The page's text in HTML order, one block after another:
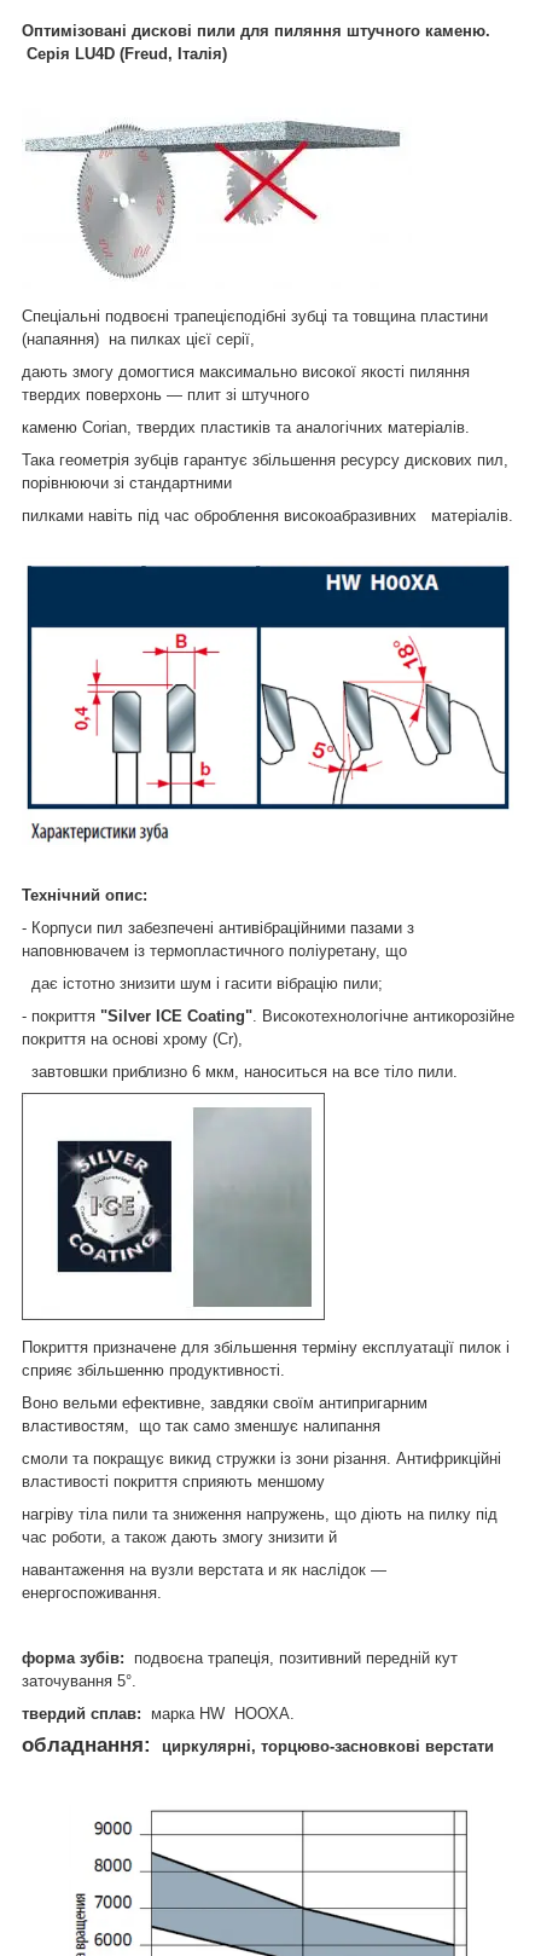
Оптимізовані дискові пили для пиляння штучного каменю.
Серія LU4D (Freud, Італія)
Спеціальні подвоєні трапецієподібні зубці та товщина пластини
(напаяння) на пилках цієї серії,
дають змогу домогтися максимально високої якості пиляння
твердих поверхонь — плит зі штучного
каменю Corian, твердих пластиків та аналогічних матеріалів.
Така геометрія зубців гарантує збільшення ресурсу дискових пил,
порівнюючи зі стандартними
пилками навіть під час оброблення високоабразивних матеріалів.
Технічний опис:
- Корпуси пил забезпечені антивібраційними пазами з
наповнювачем із термопластичного поліуретану, що
дає істотно знизити шум і гасити вібрацію пили;
- покриття "Silver ICE Coating". Високотехнологічне антикорозійне
покриття на основі хрому (Cr),
завтовшки приблизно 6 мкм, наноситься на все тіло пили.
Покриття призначене для збільшення терміну експлуатації пилок і
сприяє збільшенню продуктивності.
Воно вельми ефективне, завдяки своїм антипригарним
властивостям, що так само зменшує налипання
смоли та покращує викид стружки із зони різання. Антифрикційні
властивості покриття сприяють меншому
нагріву тіла пили та зниження напружень, що діють на пилку під
час роботи, а також дають змогу знизити й
навантаження на вузли верстата и як наслідок —
енергоспоживання.
форма зубів: подвоєна трапеція, позитивний передній кут
заточування 5°.
твердий сплав:
марка HW НООХА.
обладнання: циркулярні, торцюво-засновкові верстати